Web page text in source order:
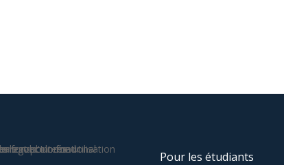
Pour les étudiants